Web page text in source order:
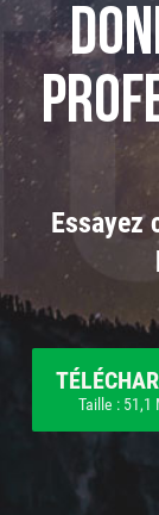
Essayez
Taille : 51,1